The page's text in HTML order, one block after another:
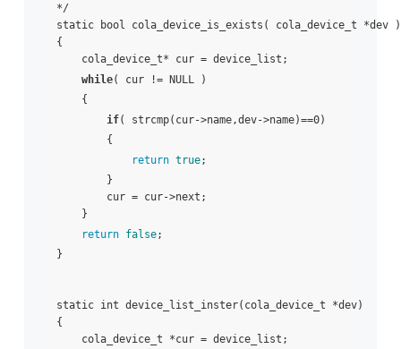
*/
static bool cola_device_is_exists( cola_device_t *dev )
{
cola_device_t* cur = device_list;
while( cur != NULL )
{
if( strcmp(cur->name,dev->name)==0)
{
return true;
}
cur = cur->next;
}
return false;
}
static int device_list_inster(cola_device_t *dev)
{
cola_device_t *cur = device_list;